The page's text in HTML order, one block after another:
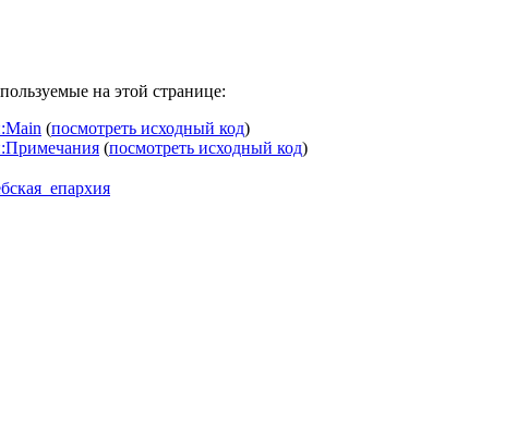
на этой странице:
(посмотреть исходный код)
(посмотреть исходный код)